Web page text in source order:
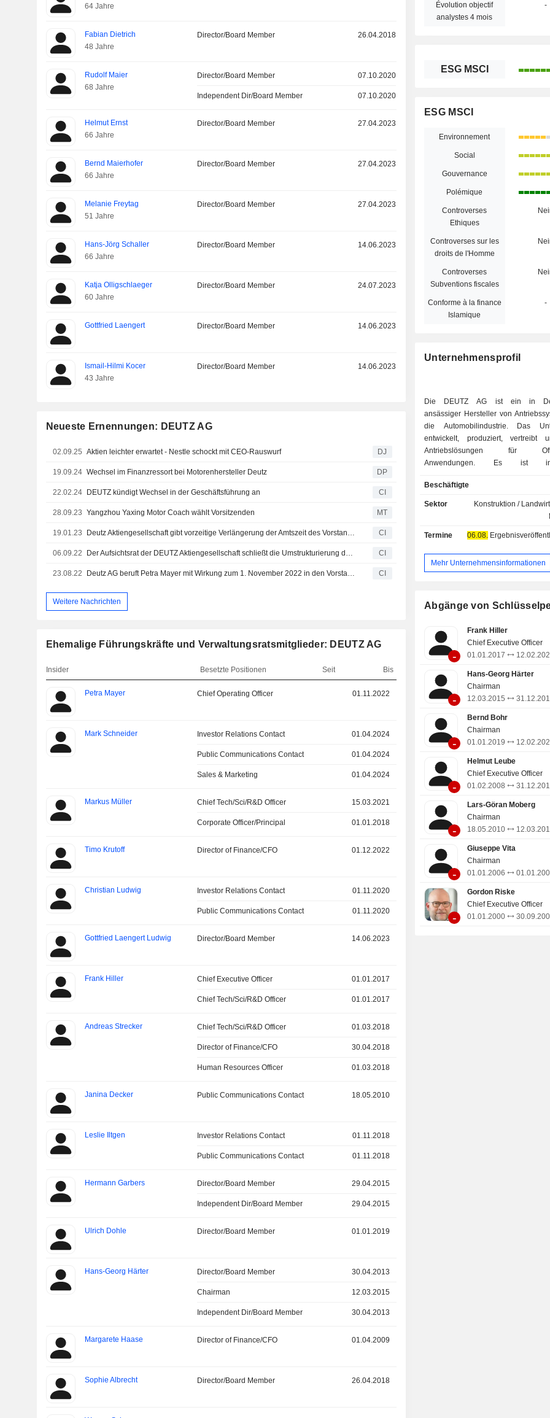
64 Jahre
Fabian Dietrich
48 Jahre
Director/Board Member 26.04.2018
Rudolf Maier
68 Jahre
Director/Board Member 07.10.2020
Independent Dir/Board Member 07.10.2020
Helmut Ernst
66 Jahre
Director/Board Member 27.04.2023
Bernd Maierhofer
66 Jahre
Director/Board Member 27.04.2023
Melanie Freytag
51 Jahre
Director/Board Member 27.04.2023
Hans-Jörg Schaller
66 Jahre
Director/Board Member 14.06.2023
Katja Olligschlaeger
60 Jahre
Director/Board Member 24.07.2023
Gottfried Laengert Director/Board Member 14.06.2023
Ismail-Hilmi Kocer
43 Jahre
Director/Board Member 14.06.2023
Neueste Ernennungen: DEUTZ AG
02.09.25 Aktien leichter erwartet - Nestle schockt mit CEO-Rauswurf DJ
19.09.24 Wechsel im Finanzressort bei Motorenhersteller Deutz DP
22.02.24 DEUTZ kündigt Wechsel in der Geschäftsführung an CI
28.09.23 Yangzhou Yaxing Motor Coach wählt Vorsitzenden MT
19.01.23 Deutz Aktiengesellschaft gibt vorzeitige Verlängerung der Amtszeit des Vorstandsvorsitzenden Dr. Sebastian C. Schulte bekannt CI
06.09.22 Der Aufsichtsrat der DEUTZ Aktiengesellschaft schließt die Umstrukturierung des Vorstandes ab CI
23.08.22 Deutz AG beruft Petra Mayer mit Wirkung zum 1. November 2022 in den Vorstand CI
Weitere Nachrichten
Ehemalige Führungskräfte und Verwaltungsratsmitglieder: DEUTZ AG
Insider Besetzte Positionen Seit Bis
Petra Mayer Chief Operating Officer 01.11.2022 01.01.2026
Mark Schneider Investor Relations Contact 01.04.2024 01.05.2025
Public Communications Contact 01.04.2024
Sales & Marketing 01.04.2024 01.05.2025
Markus Müller Chief Tech/Sci/R&D Officer 15.03.2021
Corporate Officer/Principal 01.01.2018 15.03.2021
Timo Krutoff Director of Finance/CFO 01.12.2022 01.10.2024
Christian Ludwig Investor Relations Contact 01.11.2020 01.04.2024
Public Communications Contact 01.11.2020 01.04.2024
Gottfried Laengert Ludwig Director/Board Member 14.06.2023
Frank Hiller Chief Executive Officer 01.01.2017
Chief Tech/Sci/R&D Officer 01.01.2017
Andreas Strecker Chief Tech/Sci/R&D Officer 01.03.2018
Director of Finance/CFO 30.04.2018
Human Resources Officer 01.03.2018
Janina Decker Public Communications Contact 18.05.2010
Leslie Iltgen Investor Relations Contact 01.11.2018
Public Communications Contact 01.11.2018
Hermann Garbers Director/Board Member 29.04.2015
Independent Dir/Board Member 29.04.2015
Ulrich Dohle Director/Board Member 01.01.2019
Hans-Georg Härter Director/Board Member 30.04.2013
Chairman 12.03.2015
Independent Dir/Board Member 30.04.2013
Margarete Haase Director of Finance/CFO 01.04.2009
Sophie Albrecht Director/Board Member 26.04.2018
Évolution objectif
analystes 4 mois
-
ESG MSCI
ESG MSCI
Environnement
Social
Gouvernance
Polémique
Controverses
Ethiques
Controverses sur les
droits de l'Homme
Controverses
Subventions fiscales
Conforme à la finance
Islamique
-
Unternehmensprofil
Die DEUTZ AG ist ein in
ansässiger Hersteller von
die Automobilindustrie. Das
entwickelt, produziert, vertreibt
Antriebslösungen für Off-
Anwendungen. Es ist
Der Classic-Bereich umfasst alle
Zusammenhang mit der
Produktion, dem Vertrieb und der
umfasst alle Aktivitäten im
beinhaltet
Schnellladestationen und
DEUTZ-Produkte werden in
Materialtransportgeräten wie
Hebebühnen,
Schienenfahrzeugen eingesetzt.
Beschäftigte
Sektor
Konstruktion /
Termine 06.08.
Mehr Unternehmensinformationen
Abgänge von
-
Frank Hiller
Chief Executive Officer
01.01.2017
-
Hans-Georg Härter
Chairman
12.03.2015
-
Bernd Bohr
Chairman
01.01.2019
-
Helmut Leube
Chief Executive Officer
01.02.2008
-
Lars-Göran Moberg
Chairman
18.05.2010
-
Giuseppe Vita
Chairman
01.01.2006
-
Gordon Riske
Chief Executive Officer
01.01.2000